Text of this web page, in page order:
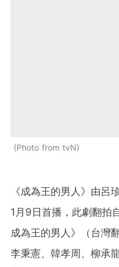
Photo from tvN
《成為王的男人》由呂
1月9日首播，此劇翻拍
成為王的男人》（台灣
李秉憲、韓孝周、柳承